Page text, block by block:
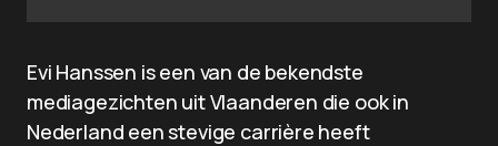
Evi Hanssen is een van de bekendste
mediagezichten uit Vlaanderen die ook in
Nederland een stevige carrière heeft